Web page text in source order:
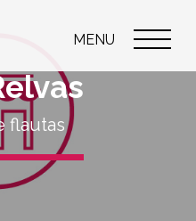
MENU
flautas